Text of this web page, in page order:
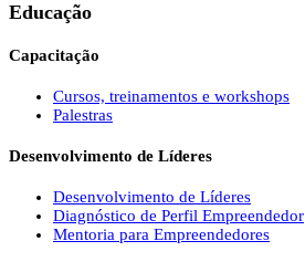
Educação
Capacitação
Cursos, treinamentos e workshops
Palestras
Desenvolvimento de Líderes
Desenvolvimento de Líderes
Diagnóstico de Perfil Empreendedor
Mentoria para Empreendedores